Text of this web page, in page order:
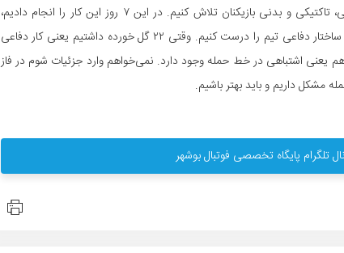
روانی از این شرایط خارج کنم و برای پیشرفت تکنیکی، تاکتیکی و بدنی بازیکنان تلاش کنیم. در این ۷ روز این کار را انجام دادیم،
سال‌های زیادی در فوتبال بودم و می‌دانم باید در ابتدا ساختار دفاعی تیم را درست کنیم. وقتی ۲۲ گل خورده داشتیم یعنی کار دفاعی
تنها ۵ گل زده داشتیم باز هم یعنی اشتباهی در خط حمله وجود دارد. نمی‌خواهم وارد جزئیات شوم در فاز
مشکل داریم و باید بهتر باشیم.
تلگرام پایگاه تخصصی فوتبال بوشهر